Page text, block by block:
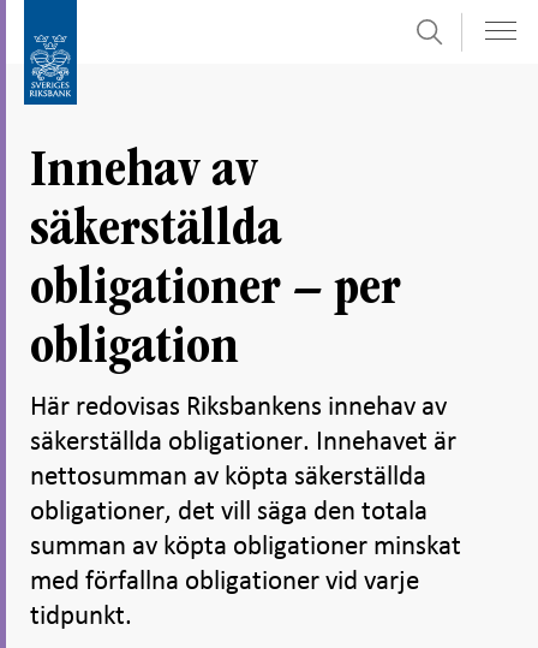
direkt
undersidor
Sök
Innehav av
säkerställda
obligationer – per
obligation
Här redovisas Riksbankens innehav av
säkerställda obligationer. Innehavet är
nettosumman av köpta säkerställda
obligationer, det vill säga den totala
summan av köpta obligationer minskat
med förfallna obligationer vid varje
tidpunkt.